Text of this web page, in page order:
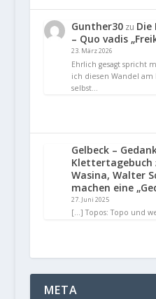
Gunther30zu
– Quo vadis
23. März 2026
Ehrlich gesagt spricht
ich diesen Wandel am
selbst…
Gelbeck –
Klettertagebuch
Wasina, Walter
machen eine
27. Juni 2025
[…] Topos: Topo und
META